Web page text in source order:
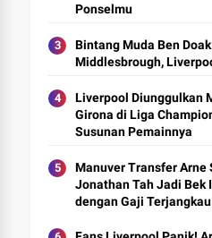
Ponselmu
Bintang Muda Ben
Middlesbrough,
Liverpool Diunggulkan
Girona di Liga
Susunan Pemainnya
Manuver Transfer Arne
Jonathan Tah Jadi Bek
dengan Gaji Terjangkau